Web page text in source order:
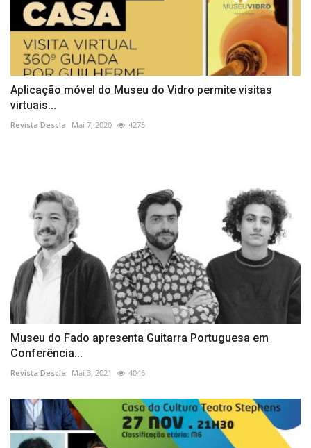
Aplicação móvel do Museu do Vidro permite visitas
virtuais...
Revista Descla Mai 7, 2020 4275
Museu do Fado apresenta Guitarra Portuguesa em
Conferência...
Revista Descla Mai 3, 2021 4046